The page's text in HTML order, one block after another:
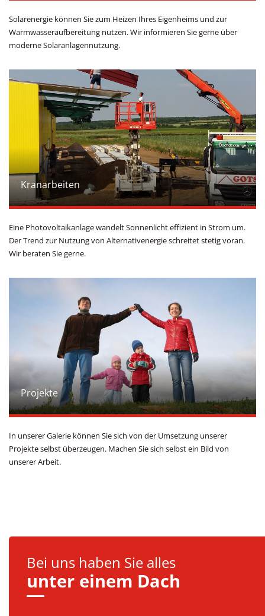
Solarenergie können Sie zum Heizen Ihres Eigenheims und zur
Warmwasseraufbereitung nutzen. Wir informieren Sie gerne über
moderne Solaranlagennutzung.
Kranarbeiten
Eine Photovoltaikanlage wandelt Sonnenlicht effizient in Strom um.
Der Trend zur Nutzung von Alternativenergie schreitet stetig voran.
Wir beraten Sie gerne.
Projekte
In unserer Galerie können Sie sich von der Umsetzung unserer
Projekte selbst überzeugen. Machen Sie sich selbst ein Bild von
unserer Arbeit.
Bei uns haben Sie alles
unter einem Dach